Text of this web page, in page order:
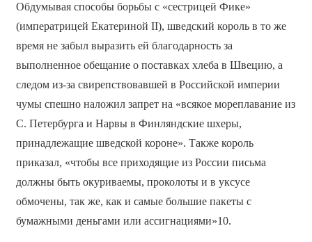
Обдумывая способы борьбы с «сестрицей Фике»
(императрицей Екатериной II), шведский король в то же
время не забыл выразить ей благодарность за
выполненное обещание о поставках хлеба в Швецию, а
следом из-за свирепствовавшей в Российской империи
чумы спешно наложил запрет на «всякое мореплавание из
С. Петербурга и Нарвы в Финляндские шхеры,
принадлежащие шведской короне». Также король
приказал, «чтобы все приходящие из России письма
должны быть окуриваемы, проколоты и в уксусе
обмочены, так же, как и самые большие пакеты с
бумажными деньгами или ассигнациями»10.